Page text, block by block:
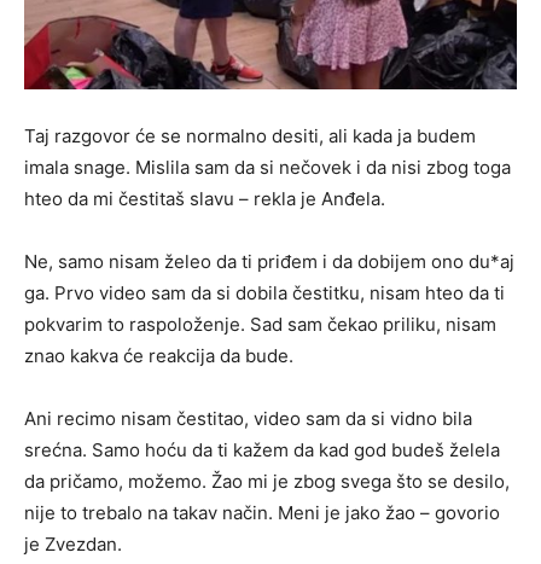
Taj razgovor će se normalno desiti, ali kada ja budem
imala snage. Mislila sam da si nečovek i da nisi zbog toga
hteo da mi čestitaš slavu – rekla je Anđela.
Ne, samo nisam želeo da ti priđem i da dobijem ono du*aj
ga. Prvo video sam da si dobila čestitku, nisam hteo da ti
pokvarim to raspoloženje. Sad sam čekao priliku, nisam
znao kakva će reakcija da bude.
Ani recimo nisam čestitao, video sam da si vidno bila
srećna. Samo hoću da ti kažem da kad god budeš želela
da pričamo, možemo. Žao mi je zbog svega što se desilo,
nije to trebalo na takav način. Meni je jako žao – govorio
je Zvezdan.